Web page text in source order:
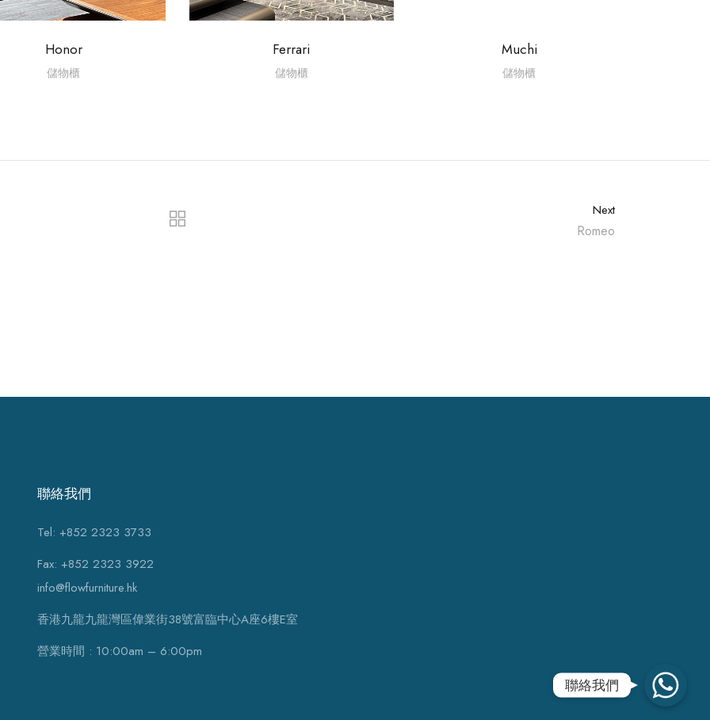
Honor
儲物櫃
Ferrari
儲物櫃
Muchi
儲物櫃
Next
Romeo
聯絡我們
Tel: +852 2323 3733
Fax: +852 2323 3922
info@flowfurniture.hk
香港九龍九龍灣區偉業街38號富臨中心A座6樓E室
營業時間 : 10:00am – 6:00pm
聯絡我們